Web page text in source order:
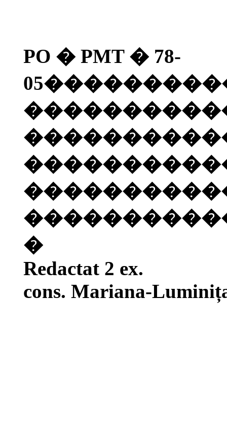
PO � PMT � 78-
05
�����
�
Redactat 2 ex.
cons. Mariana-